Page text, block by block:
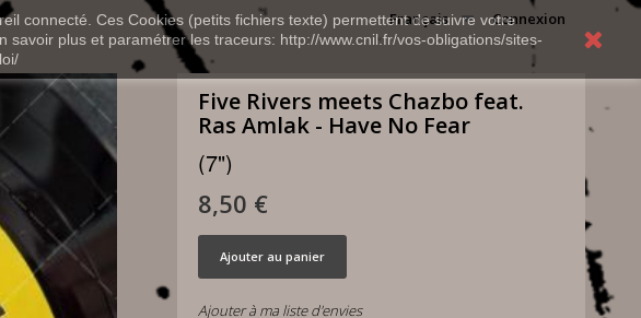
connecté. Ces Cookies (petits fichiers texte) permettent de suivre votre
plus et paramétrer les traceurs: http://www.cnil.fr/vos-obligations/sites-
Connexion
Français
Five Rivers meets Chazbo feat.
Ras Amlak - Have No Fear
(7")
8,50 €
Ajouter au panier
Ajouter à ma liste d'envies